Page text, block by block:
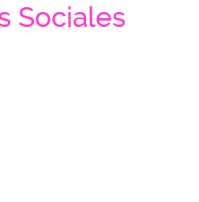
Sociales